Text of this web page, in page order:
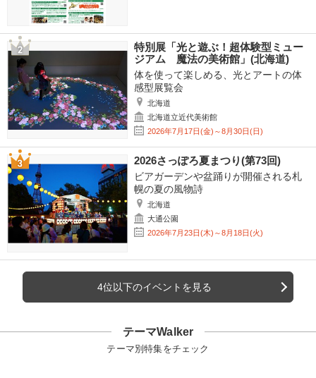
特別展「光と遊ぶ！超体験型ミュー
ジアム 魔法の美術館」(北海道)
体を使って楽しめる、光とアートの体
感型展覧会
北海道
北海道立近代美術館
2026年7月17日(金)～8月30日(日)
2026さっぽろ夏まつり(第73回)
ビアガーデンや盆踊りが開催される札
幌の夏の風物詩
北海道
大通公園
2026年7月23日(木)～8月18日(火)
4位以下のイベントを見る
テーマWalker
テーマ別特集をチェック